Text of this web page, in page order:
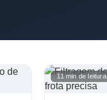
11 min de leitura